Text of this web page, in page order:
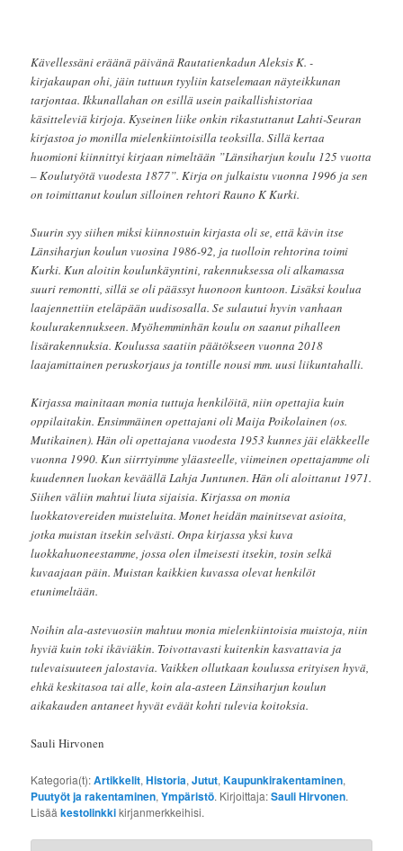
Kävellessäni eräänä päivänä Rautatienkadun Aleksis K. -
kirjakaupan ohi, jäin tuttuun tyyliin katselemaan näyteikkunan
tarjontaa. Ikkunallahan on esillä usein paikallishistoriaa
käsitteleviä kirjoja. Kyseinen liike onkin rikastuttanut Lahti-Seuran
kirjastoa jo monilla mielenkiintoisilla teoksilla. Sillä kertaa
huomioni kiinnittyi kirjaan nimeltään ”Länsiharjun koulu 125 vuotta
– Koulutyötä vuodesta 1877”. Kirja on julkaistu vuonna 1996 ja sen
on toimittanut koulun silloinen rehtori Rauno K Kurki.
Suurin syy siihen miksi kiinnostuin kirjasta oli se, että kävin itse
Länsiharjun koulun vuosina 1986-92, ja tuolloin rehtorina toimi
Kurki. Kun aloitin koulunkäyntini, rakennuksessa oli alkamassa
suuri remontti, sillä se oli päässyt huonoon kuntoon. Lisäksi koulua
laajennettiin eteläpään uudisosalla. Se sulautui hyvin vanhaan
koulurakennukseen. Myöhemminhän koulu on saanut pihalleen
lisärakennuksia. Koulussa saatiin päätökseen vuonna 2018
laajamittainen peruskorjaus ja tontille nousi mm. uusi liikuntahalli.
Kirjassa mainitaan monia tuttuja henkilöitä, niin opettajia kuin
oppilaitakin. Ensimmäinen opettajani oli Maija Poikolainen (os.
Mutikainen). Hän oli opettajana vuodesta 1953 kunnes jäi eläkkeelle
vuonna 1990. Kun siirrtyimme yläasteelle, viimeinen opettajamme oli
kuudennen luokan keväällä Lahja Juntunen. Hän oli aloittanut 1971.
Siihen väliin mahtui liuta sijaisia. Kirjassa on monia
luokkatovereiden muisteluita. Monet heidän mainitsevat asioita,
jotka muistan itsekin selvästi. Onpa kirjassa yksi kuva
luokkahuoneestamme, jossa olen ilmeisesti itsekin, tosin selkä
kuvaajaan päin. Muistan kaikkien kuvassa olevat henkilöt
etunimeltään.
Noihin ala-astevuosiin mahtuu monia mielenkiintoisia muistoja, niin
hyviä kuin toki ikäviäkin. Toivottavasti kuitenkin kasvattavia ja
tulevaisuuteen jalostavia. Vaikken ollutkaan koulussa erityisen hyvä,
ehkä keskitasoa tai alle, koin ala-asteen Länsiharjun koulun
aikakauden antaneet hyvät eväät kohti tulevia koitoksia.
Sauli Hirvonen
Kategoria(t):Artikkelit,Historia,Jutut,Kaupunkirakentaminen,
Puutyöt ja rakentaminen,Ympäristö. Kirjoittaja:Sauli Hirvonen.
Lisääkestolinkkikirjanmerkkeihisi.